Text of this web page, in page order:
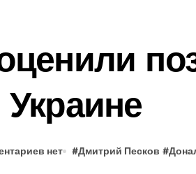
нет #Дмитрий Песков #